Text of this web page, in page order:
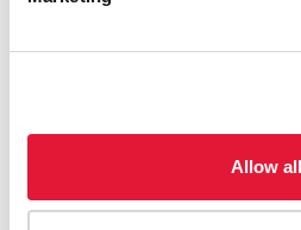
Allow all
los miembros más
aquellas personas que tienen
ONUSIDA felicita a todos los
comunidades que están tanto